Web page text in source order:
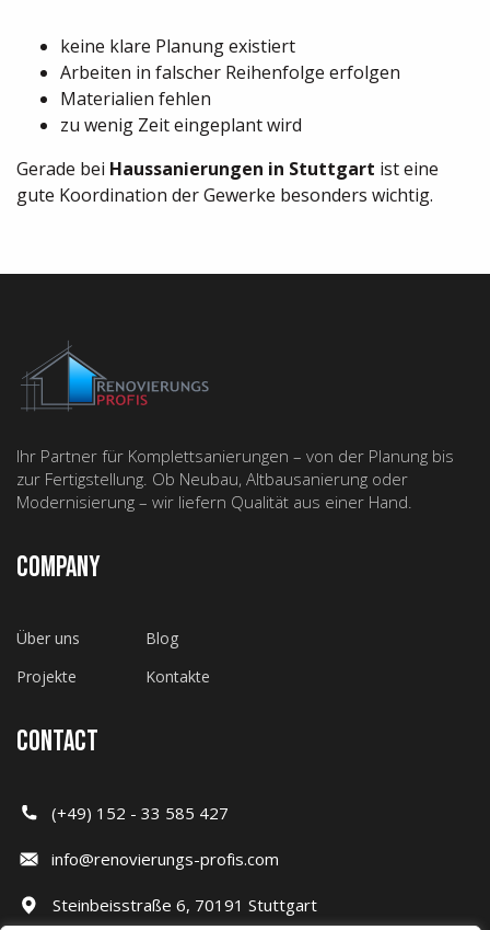
keine klare Planung existiert
Arbeiten in falscher Reihenfolge erfolgen
Materialien fehlen
zu wenig Zeit eingeplant wird
Gerade bei Haussanierungen in Stuttgart ist eine
gute Koordination der Gewerke besonders wichtig.
Ihr Partner für Komplettsanierungen – von der Planung bis
zur Fertigstellung. Ob Neubau, Altbausanierung oder
Modernisierung – wir liefern Qualität aus einer Hand.
COMPANY
Über uns
Projekte
Blog
Kontakte
CONTACT
(+49) 152 - 33 585 427
info@renovierungs-profis.com
Steinbeisstraße 6, 70191 Stuttgart